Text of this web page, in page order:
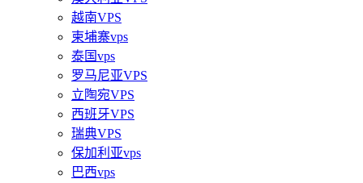
越南VPS
柬埔寨vps
泰国vps
罗马尼亚VPS
立陶宛VPS
西班牙VPS
瑞典VPS
保加利亚vps
巴西vps